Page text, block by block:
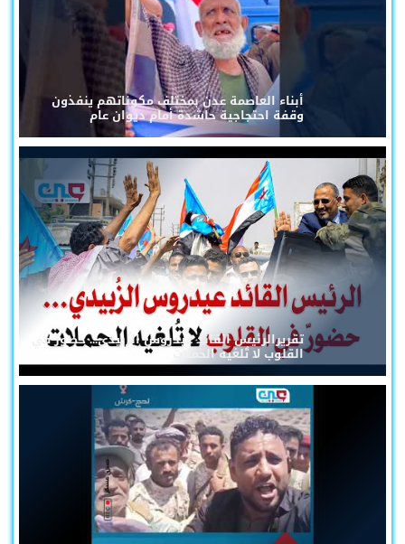
أبناء العاصمة عدن بمختلف مكوناتهم ينفذون
وقفة احتجاجية حاشدة أمام ديوان عام
تقريرالرئيس القائد عيدروس الزُبيدي... حضورٌ في
القلوب لا تُلغيه الحملات